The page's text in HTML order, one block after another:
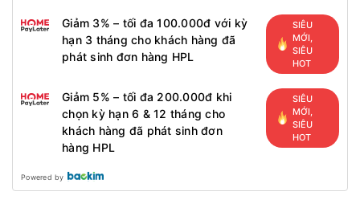
Giảm 3% – tối đa 100.000đ với kỳ
hạn 3 tháng cho khách hàng đã
phát sinh đơn hàng HPL
SIÊU
MỚI,
SIÊU
HOT
Giảm 5% – tối đa 200.000đ khi
chọn kỳ hạn 6 & 12 tháng cho
khách hàng đã phát sinh đơn
hàng HPL
SIÊU
MỚI,
SIÊU
HOT
Powered by